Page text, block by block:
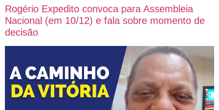
Rogério Expedito convoca para Assembleia
Nacional (em 10/12) e fala sobre momento de
decisão